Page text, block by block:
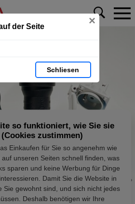
der Seite ×
Schliesen
so funktioniert, wie Sie sie
(Cookies zustimmen)
Einkaufen für Sie so angenehm wie
unseren Seiten schnell finden, was
sparen und keine Werbung für Dinge
Damit Sie die Website in
Sie gewohnt sind, und sich nicht jedes
Deshalb benötigen wir Ihre